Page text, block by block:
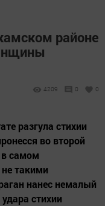
районе
4209 0 0
разгула стихии
во второй
в самом
такими
нанес немалый
стихии